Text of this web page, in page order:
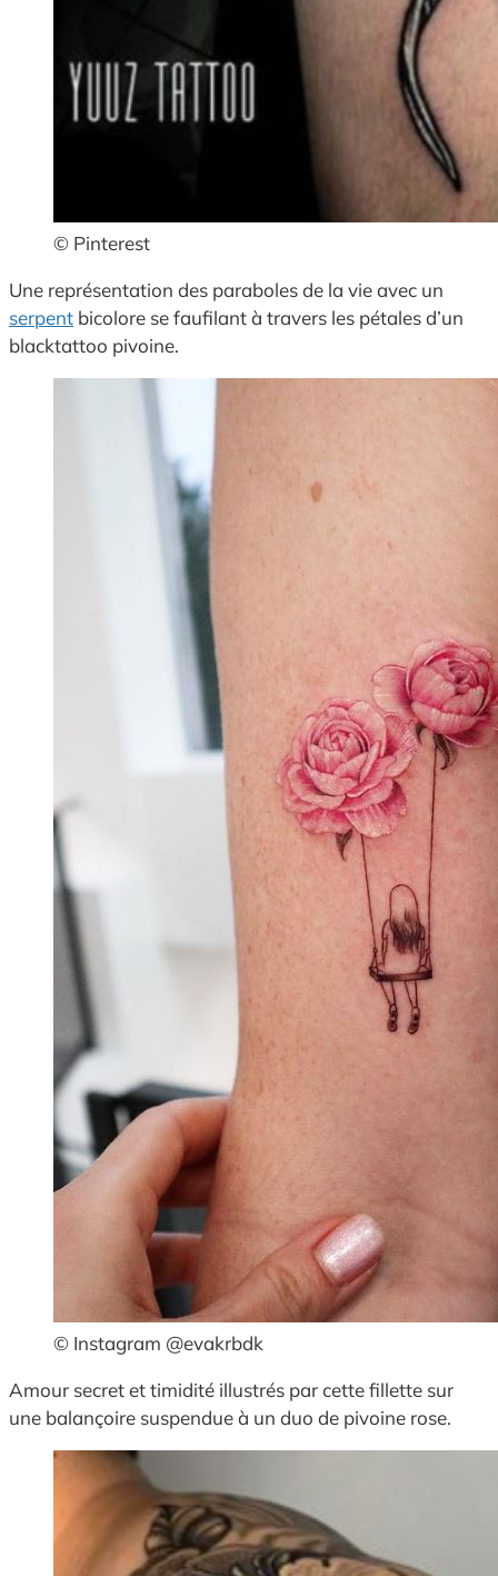
© Pinterest
Une représentation des paraboles de la vie avec un
serpent bicolore se faufilant à travers les pétales d’un
blacktattoo pivoine.
© Instagram @evakrbdk
Amour secret et timidité illustrés par cette fillette sur
une balançoire suspendue à un duo de pivoine rose.